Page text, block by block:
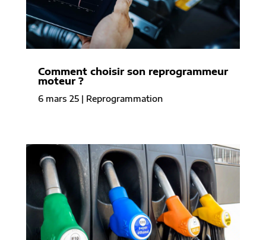
Comment choisir son reprogrammeur
moteur ?
6 mars 25| Reprogrammation